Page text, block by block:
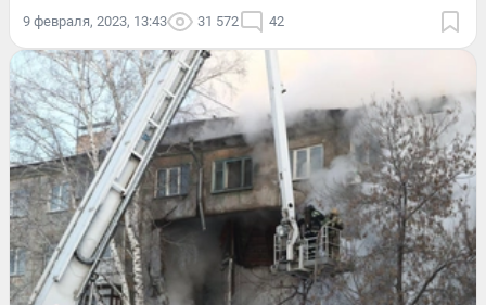
9 февраля, 2023, 13:43 31 572 42